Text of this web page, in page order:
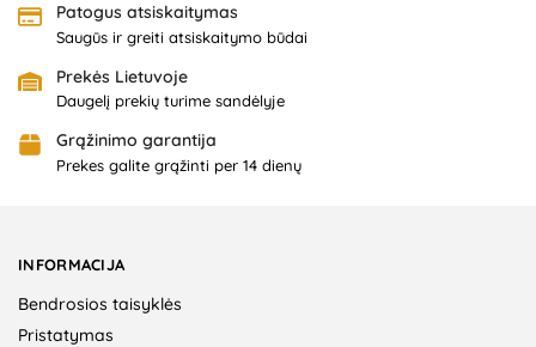
Patogus atsiskaitymas
Saugūs ir greiti atsiskaitymo būdai
Prekės Lietuvoje
Daugelį prekių turime sandėlyje
Grąžinimo garantija
Prekes galite grąžinti per 14 dienų
INFORMACIJA
Bendrosios taisyklės
Pristatymas